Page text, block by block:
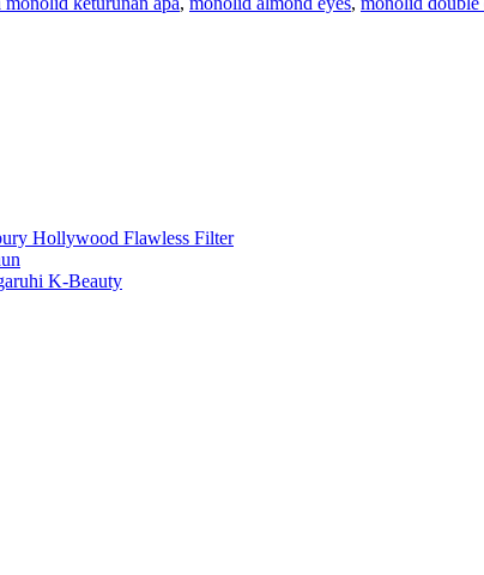
Hollywood Flawless Filter
K-Beauty